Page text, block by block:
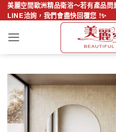
Skip
to
content
美麗空間歐洲精品衛浴～若有產品
LINE洽詢，我們會盡快回覆您 !✨